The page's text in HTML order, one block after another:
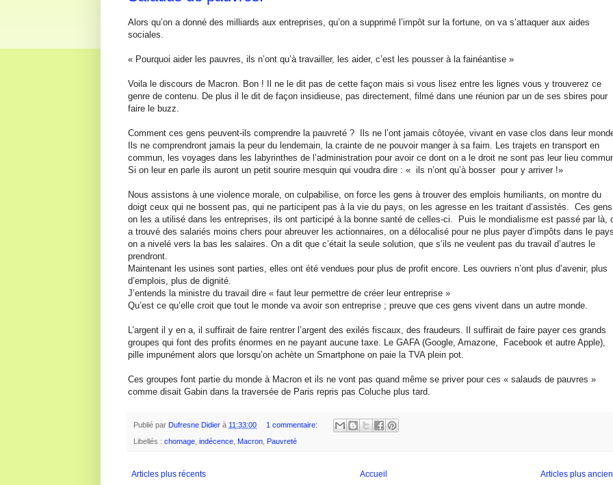
Alors qu’on a donné des milliards aux entreprises, qu’on a supprimé l’impôt sur la fortune, on va s’attaquer aux aides
sociales.
« Pourquoi aider les pauvres, ils n’ont qu’à travailler, les aider, c’est les pousser à la fainéantise »
Voila le discours de Macron. Bon ! Il ne le dit pas de cette façon mais si vous lisez entre les lignes vous y trouverez ce
genre de contenu. De plus il le dit de façon insidieuse, pas directement, filmé dans une réunion par un de ses sbires pour
faire le buzz.
Comment ces gens peuvent-ils comprendre la pauvreté ? Ils ne l’ont jamais côtoyée, vivant en vase clos dans leur
Ils ne comprendront jamais la peur du lendemain, la crainte de ne pouvoir manger à sa faim. Les trajets en transport en
commun, les voyages dans les labyrinthes de l’administration pour avoir ce dont on a le droit ne sont pas leur lieu
Si on leur en parle ils auront un petit sourire mesquin qui voudra dire : « ils n’ont qu’à bosser pour y arriver !»
Nous assistons à une violence morale, on culpabilise, on force les gens à trouver des emplois humiliants, on montre du
doigt ceux qui ne bossent pas, qui ne participent pas à la vie du pays, on les agresse en les traitant d’assistés. Ces gens
on les a utilisé dans les entreprises, ils ont participé à la bonne santé de celles-ci. Puis le mondialisme est passé par là,
a trouvé des salariés moins chers pour abreuver les actionnaires, on a délocalisé pour ne plus payer d’impôts dans le
on a nivelé vers la bas les salaires. On a dit que c’était la seule solution, que s’ils ne veulent pas du travail d’autres le
prendront.
Maintenant les usines sont parties, elles ont été vendues pour plus de profit encore. Les ouvriers n’ont plus d’avenir, plus
d’emplois, plus de dignité.
J’entends la ministre du travail dire « faut leur permettre de créer leur entreprise »
Qu’est ce qu’elle croit que tout le monde va avoir son entreprise ; preuve que ces gens vivent dans un autre monde.
L’argent il y en a, il suffirait de faire rentrer l’argent des exilés fiscaux, des fraudeurs. Il suffirait de faire payer ces grands
groupes qui font des profits énormes en ne payant aucune taxe. Le GAFA (Google, Amazone, Facebook et autre Apple),
pille impunément alors que lorsqu’on achète un Smartphone on paie la TVA plein pot.
Ces groupes font partie du monde à Macron et ils ne vont pas quand même se priver pour ces « salauds de pauvres »
comme disait Gabin dans la traversée de Paris repris pas Coluche plus tard.
Publié par Dufresne Didier à 11:33:00 1 commentaire:
Libellés : chomage, indécence, Macron, Pauvreté
Articles plus récents Articles plus
Accueil